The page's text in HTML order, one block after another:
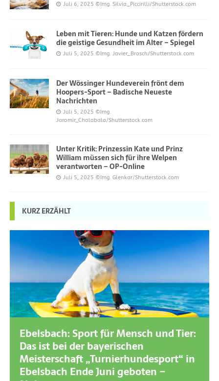
Juli 6, 2025 ©Img. Silvia_Piccirilli/Shutterstock.com
Leben mit Tieren: Hunde und Katzen fördern
die geistige Gesundheit im Alter – Spiegel
Juli 5, 2025 ©Img. Javier_Brosch/Shutterstock.com
Der Wössinger Hundeverein frönt dem
Hoopers-Sport – Badische Neueste
Nachrichten
Juli 5, 2025 ©Img.
Jaromir_Chalabala/Shutterstock.com
Unter Kritik: Prinzessin Kate und Prinz
William müssen sich für ihre Welpen
verantworten – OP-Online
Juli 5, 2025 ©Img. Glenkar/Shutterstock.com
KURZ ERZÄHLT
Ebelsbach: Sport für Mensch und Tier:
Das ist bei der bayerischen
Meisterschaft „Turnierhundesport“ in
Ebelsbach Ende Juni geboten –